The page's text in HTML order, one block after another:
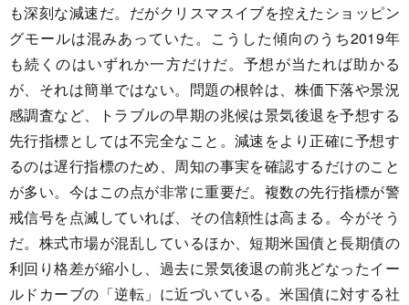
も深刻な減速だ。だがクリスマスイブを控えたショッピン
グモールは混みあっていた。こうした傾向のうち2019年
も続くのはいずれか一方だけだ。予想が当たれば助かる
が、それは簡単ではない。問題の根幹は、株価下落や景況
感調査など、トラブルの早期の兆候は景気後退を予想する
先行指標としては不完全なこと。減速をより正確に予想す
るのは遅行指標のため、周知の事実を確認するだけのこと
が多い。今はこの点が非常に重要だ。複数の先行指標が警
戒信号を点滅していれば、その信頼性は高まる。今がそう
だ。株式市場が混乱しているほか、短期米国債と長期債の
利回り格差が縮小し、過去に景気後退の前兆どなったイー
ルドカーブの「逆転」に近づいている。米国債に対する社